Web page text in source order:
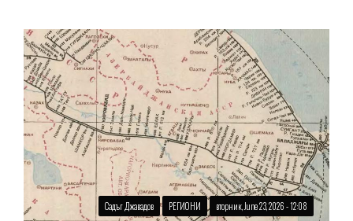
Садъг Джавадов РЕГИОНИ вторник, June 23, 2026 - 12:08